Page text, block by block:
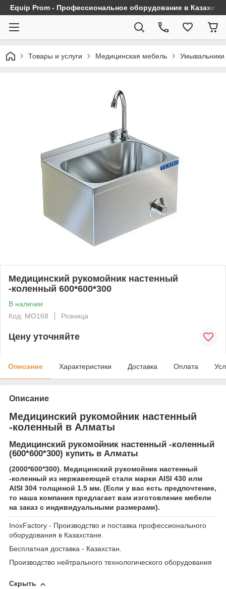
Equip Prom - Профессиональное оборудование в
Товары и услуги Медицинская мебель
Медицинский рукомойник настенный
-коленный 600*600*300
В наличии
Код: МО168
Розница
Цену уточняйте
Описание Характеристики Доставка Оплата
Описание
Медицинский рукомойник настенный
-коленный в Алматы
Медицинский рукомойник настенный -коленный
(600*600*300) купить в Алматы
(2000*600*300). Медицинский рукомойник настенный
-коленный из нержавеющей стали марки AISI 430 илм
AISI 304 толщиной 1.5 мм. (Если у вас есть предпочтение,
то наша компания предлагает вам изготовление мебели
на заказ с индивидуальными размерами).
InoxFactory - Производство и поставка профессионального
оборудования в Казахстане.
Бесплатная доставка - Казахстан.
Производство нейтрального технологического оборудования
Скрыть